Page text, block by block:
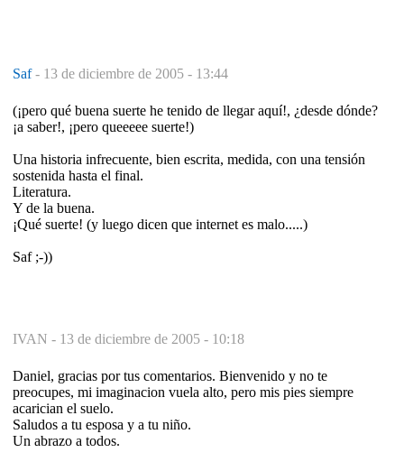
Saf- 13 de diciembre de 2005 - 13:44
(¡pero qué buena suerte he tenido de llegar aquí!, ¿desde dónde?
¡a saber!, ¡pero queeeee suerte!)
Una historia infrecuente, bien escrita, medida, con una tensión
sostenida hasta el final.
Literatura.
Y de la buena.
¡Qué suerte! (y luego dicen que internet es malo.....)
Saf ;-))
IVAN - 13 de diciembre de 2005 - 10:18
Daniel, gracias por tus comentarios. Bienvenido y no te
preocupes, mi imaginacion vuela alto, pero mis pies siempre
acarician el suelo.
Saludos a tu esposa y a tu niño.
Un abrazo a todos.